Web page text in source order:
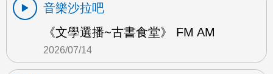
音樂沙拉吧
《文學選播~古書食堂》 FM AM
2026/07/14